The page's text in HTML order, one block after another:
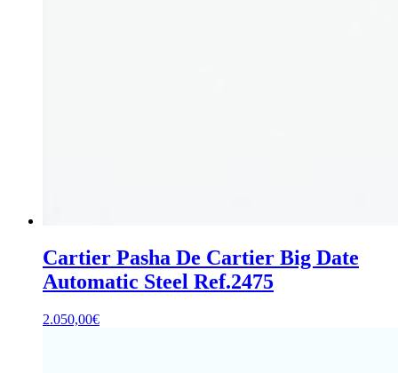
Cartier Pasha De Cartier Big Date
Automatic Steel Ref.2475
2.050,00€